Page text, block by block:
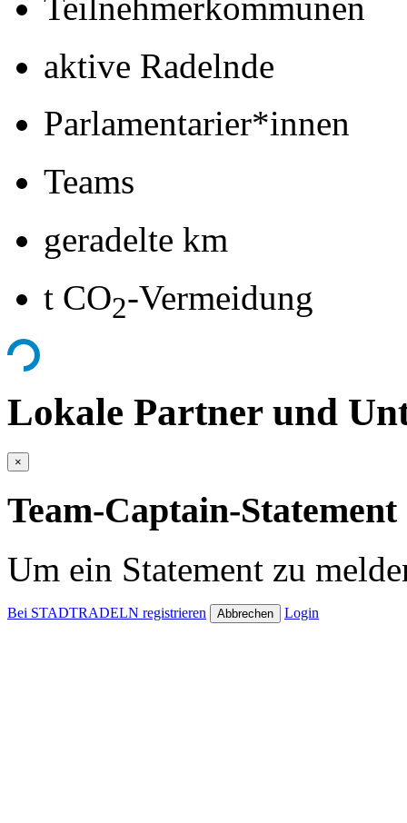
aktive Radelnde
Parlamentarier*innen
Teams
geradelte km
t CO2-Vermeidung
Lokale Partner und
×
Team-Captain-
Um ein Statement zu
Bei STADTRADELN registrieren Abbrechen Login